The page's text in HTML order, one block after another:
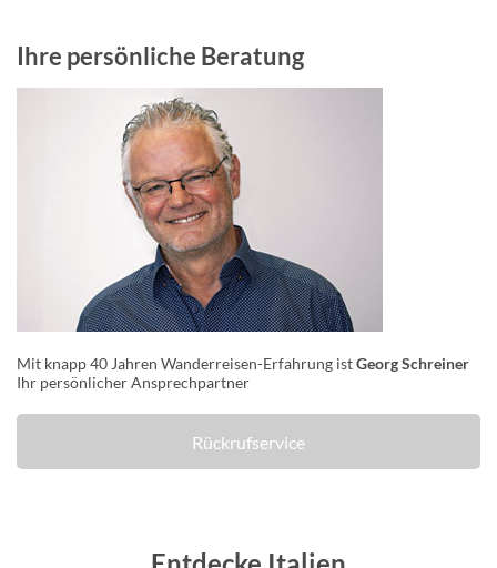
Ihre persönliche Beratung
Mit knapp 40 Jahren Wanderreisen-Erfahrung istGeorg Schreiner
Ihr persönlicher Ansprechpartner
Rückrufservice